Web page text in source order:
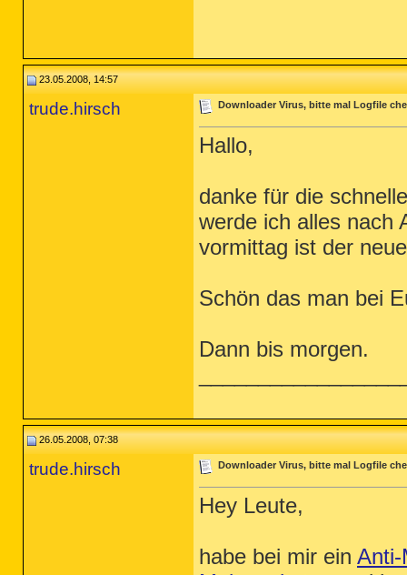
23.05.2008, 14:57
trude.hirsch Downloader Virus, bitte mal Logfile
Hallo,
danke für die
werde ich alles nach
vormittag ist der
Schön das man bei
Dann bis morgen.
26.05.2008, 07:38
trude.hirsch Downloader Virus, bitte mal Logfile
Hey Leute,
habe bei mir ein Anti-